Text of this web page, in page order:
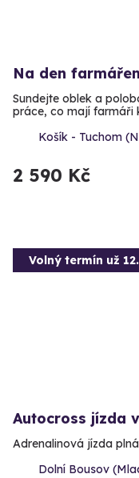
Na den
Sundejte oblek a
práce, co mají farmáři
Košík - Tuchom
2 590 Kč
Volný termín už
Autocross jízda
Adrenalinová jízda
Dolní Bousov